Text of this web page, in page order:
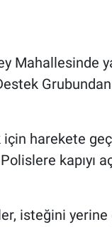
Mahallesinde
harekete
kapıyı
isteğini